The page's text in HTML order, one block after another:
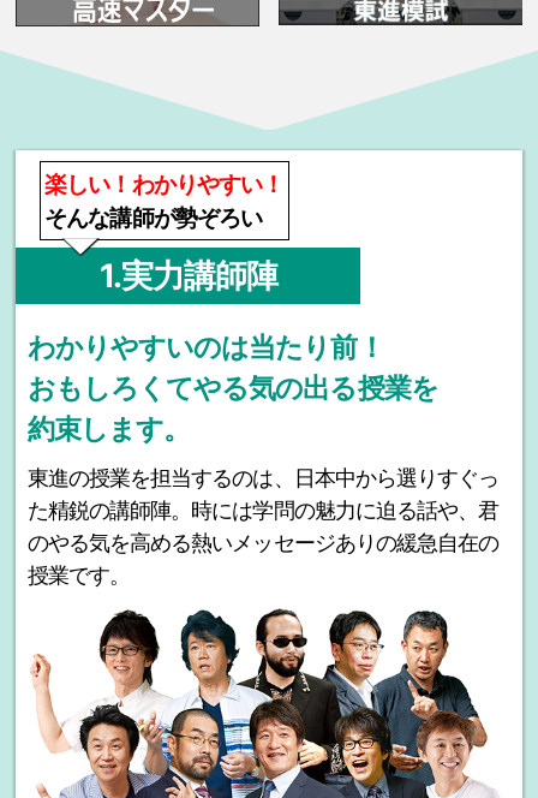
楽しい！わかりやすい！
そんな講師が勢ぞろい
1.実力講師陣
わかりやすいのは当たり前！
おもしろくてやる気の出る授業を
約束します。
東進の授業を担当するのは、日本中から選りすぐっ
た精鋭の講師陣。時には学問の魅力に迫る話や、君
のやる気を高める熱いメッセージありの緩急自在の
授業です。